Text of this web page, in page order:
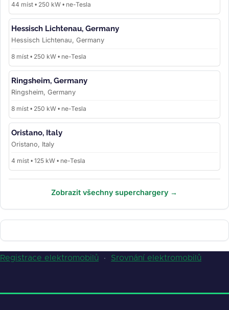
44 míst • 250 kW • ne-Tesla
Hessisch Lichtenau, Germany
Hessisch Lichtenau, Germany
8 míst • 250 kW • ne-Tesla
Ringsheim, Germany
Ringsheim, Germany
8 míst • 250 kW • ne-Tesla
Oristano, Italy
Oristano, Italy
4 míst • 125 kW • ne-Tesla
Zobrazit všechny superchargery →
Registrace elektromobilů · Srovnání elektromobilů